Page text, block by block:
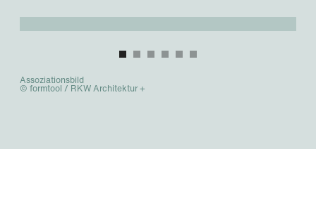
Assoziationsbild
© formtool / RKW Architektur +